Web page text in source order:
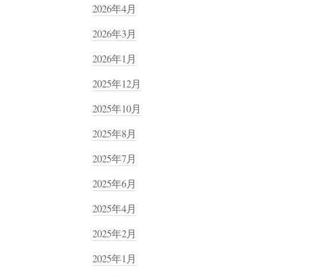
2026年4月
2026年3月
2026年1月
2025年12月
2025年10月
2025年8月
2025年7月
2025年6月
2025年4月
2025年2月
2025年1月